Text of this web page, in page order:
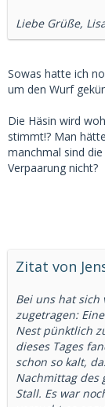
Liebe Grüße,
Sowas hatte ich
um den Wurf
Die Häsin wird
stimmt!? Man
manchmal sind
Verpaarung nicht?
Zitat von
Bei uns hat sich
zugetragen:
Nest pünktlich
dieses Tages
schon so kalt,
Nachmittag des
Stall. Es war